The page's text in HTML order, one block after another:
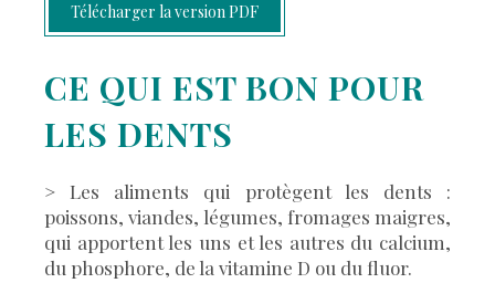
Télécharger la version PDF
CE QUI EST BON POUR
LES DENTS
> Les aliments qui protègent les dents :
poissons, viandes, légumes, fromages maigres,
qui apportent les uns et les autres du calcium,
du phosphore, de la vitamine D ou du fluor.